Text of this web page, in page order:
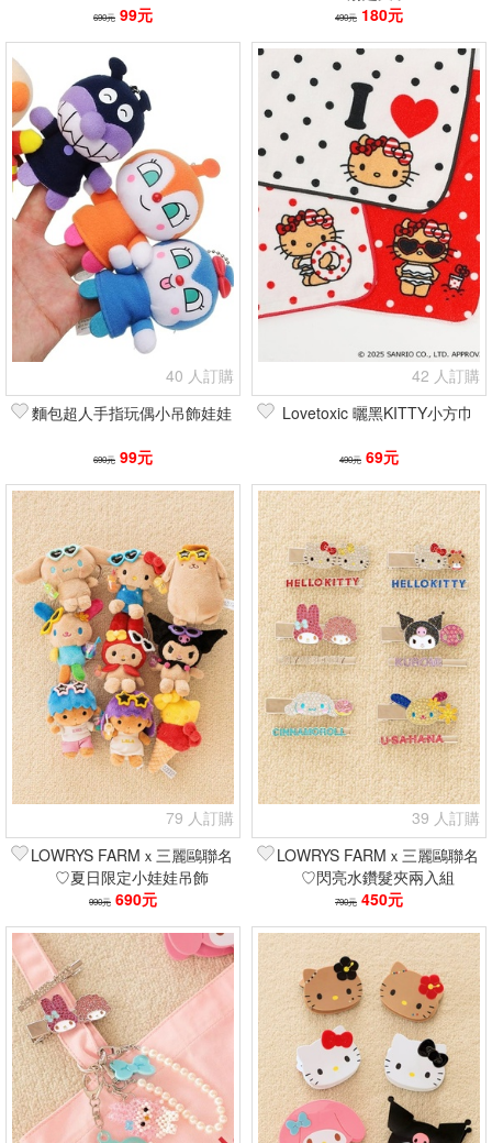
690元 99元 490元 180元
40 人訂購
麵包超人手指玩偶小吊飾娃娃
690元 99元
42 人訂購
Lovetoxic 曬黑KITTY小方巾
490元 69元
79 人訂購
LOWRYS FARMｘ三麗鷗聯名
♡夏日限定小娃娃吊飾
990元 690元
39 人訂購
LOWRYS FARMｘ三麗鷗聯名
♡閃亮水鑽髮夾兩入組
790元 450元